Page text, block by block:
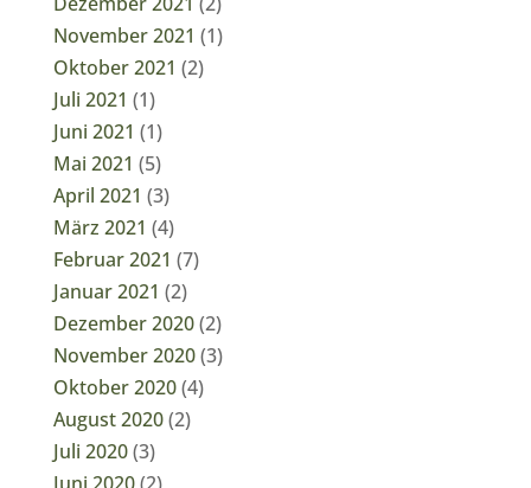
November 2021 (1)
Oktober 2021 (2)
Juli 2021 (1)
Juni 2021 (1)
Mai 2021 (5)
April 2021 (3)
März 2021 (4)
Februar 2021 (7)
Januar 2021 (2)
Dezember 2020(2)
November 2020(3)
Oktober 2020(4)
August 2020(2)
Juli 2020(3)